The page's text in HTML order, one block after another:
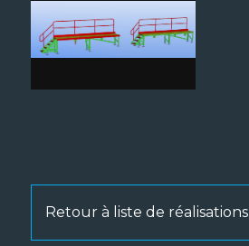
Retour à liste de réalisations